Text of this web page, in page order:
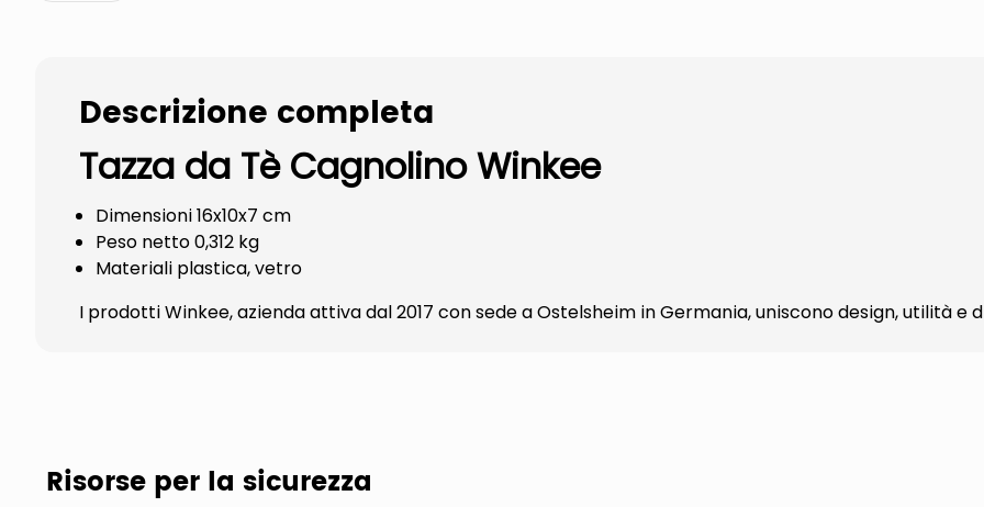
Descrizione completa
Tazza da Tè Cagnolino Winkee
Dimensioni 16x10x7 cm
Peso netto 0,312 kg
Materiali plastica, vetro
I prodotti Winkee, azienda attiva dal 2017 con sede a Ostelsheim in Germania, uniscono design, utilità e
Risorse per la sicurezza